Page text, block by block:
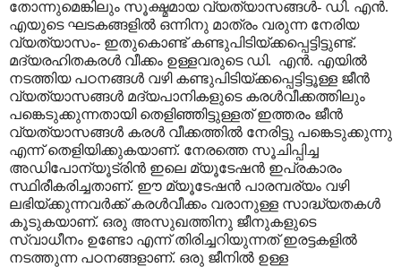
തോന്നുമെങ്കിലും സൂക്ഷ്മമായ വ്യത്യാസങ്ങൾ- ഡി. എൻ.
എയുടെ ഘടകങ്ങളിൽ ഒന്നിനു മാത്രം വരുന്ന നേരിയ
വ്യത്യാസം- ഇതുകൊണ്ട് കണ്ടുപിടിയ്ക്കപ്പെട്ടിട്ടുണ്ട്.
മദ്യരഹിതകരൾ വീക്കം ഉള്ളവരുടെ ഡി. എൻ. എയിൽ
നടത്തിയ പഠനങ്ങൾ വഴി കണ്ടുപിടിയ്ക്കപ്പെട്ടിട്ടൂള്ള ജീൻ
വ്യത്യാസങ്ങൾ മദ്യപാനികളുടെ കരൾവീക്കത്തിലും
പങ്കെടുക്കുന്നതായി തെളിഞ്ഞിട്ടുള്ളത് ഇത്തരം ജീൻ
വ്യത്യാസങ്ങൾ കരൾ വീക്കത്തിൽ നേരിട്ടു പങ്കെടുക്കുന്നു
എന്ന് തെളിയിക്കുകയാണ്. നേരത്തെ സൂചിപ്പിച്ച
അഡിപോന്യൂട്രിൻ ഇലെ മ്യൂടേഷൻ ഇപ്രകാരം
സ്ഥിരീകരിച്ചതാണ്. ഈ മ്യൂടേഷൻ പാരമ്പര്യം വഴി
ലഭിയ്ക്കുന്നവർക്ക് കരൾവീക്കം വരാനുള്ള സാദ്ധ്യതകൾ
കൂടുകയാണ്. ഒരു അസുഖത്തിനു ജീനുകളുടെ
സ്വാധീനം ഉണ്ടോ എന്ന് തിരിച്ചറിയുന്നത് ഇരട്ടകളിൽ
നടത്തുന്ന പഠനങ്ങളാണ്. ഒരു ജീനിൽ ഉള്ള